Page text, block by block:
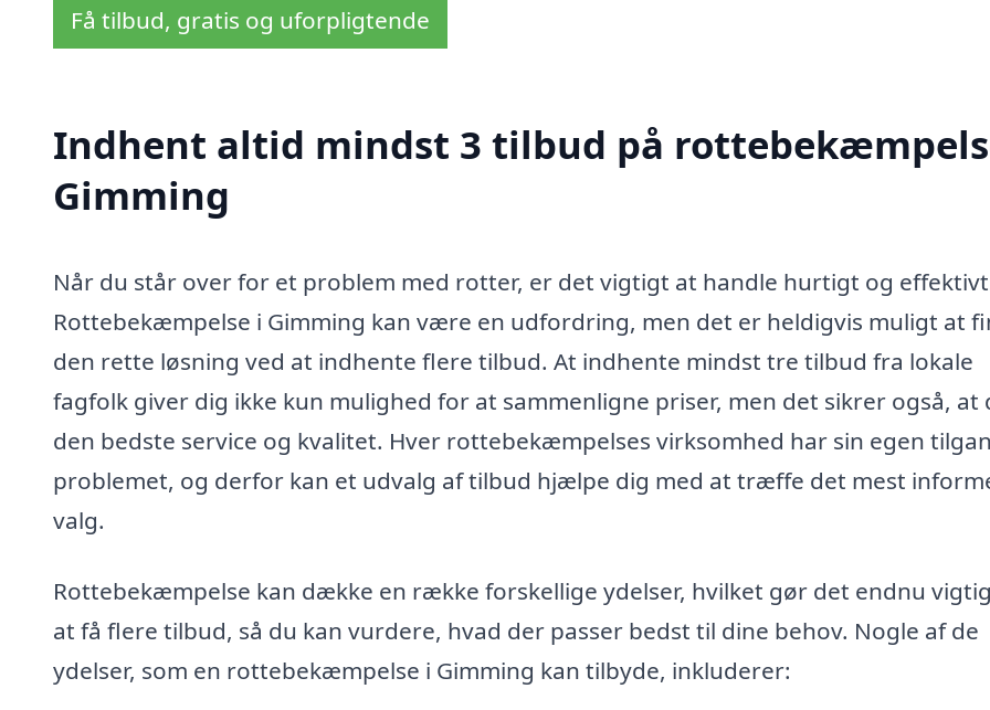
Få tilbud, gratis og uforpligtende
Indhent altid mindst 3 tilbud på
Gimming
Når du står over for et problem med rotter, er det vigtigt at handle hurtigt og
Rottebekæmpelse i Gimming kan være en udfordring, men det er heldigvis muligt at
den rette løsning ved at indhente flere tilbud. At indhente mindst tre tilbud fra lokale
fagfolk giver dig ikke kun mulighed for at sammenligne priser, men det sikrer også, at
den bedste service og kvalitet. Hver rottebekæmpelses virksomhed har sin egen
problemet, og derfor kan et udvalg af tilbud hjælpe dig med at træffe det mest
valg.
Rottebekæmpelse kan dække en række forskellige ydelser, hvilket gør det endnu
at få flere tilbud, så du kan vurdere, hvad der passer bedst til dine behov. Nogle af de
ydelser, som en rottebekæmpelse i Gimming kan tilbyde, inkluderer: